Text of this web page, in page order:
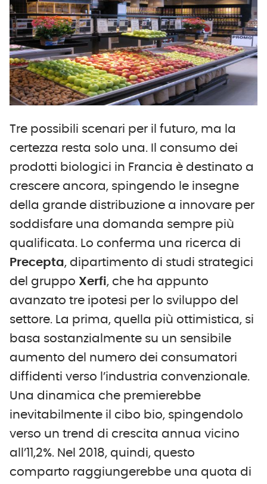
Tre possibili scenari per il futuro, ma la
certezza resta solo una. Il consumo dei
prodotti biologici in Francia è destinato a
crescere ancora, spingendo le insegne
della grande distribuzione a innovare per
soddisfare una domanda sempre più
qualificata. Lo conferma una ricerca di
Precepta, dipartimento di studi strategici
del gruppo Xerfi, che ha appunto
avanzato tre ipotesi per lo sviluppo del
settore. La prima, quella più ottimistica, si
basa sostanzialmente su un sensibile
aumento del numero dei consumatori
diffidenti verso l’industria convenzionale.
Una dinamica che premierebbe
inevitabilmente il cibo bio, spingendolo
verso un trend di crescita annua vicino
all’11,2%. Nel 2018, quindi, questo
comparto raggiungerebbe una quota di